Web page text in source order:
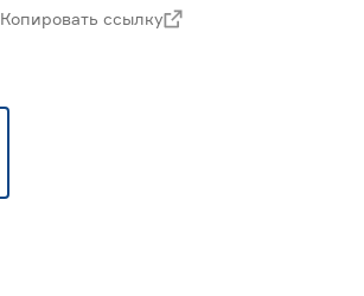
Копировать ссылку